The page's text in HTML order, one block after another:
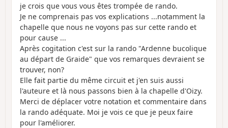
je crois que vous vous êtes trompée de rando.
Je ne comprenais pas vos explications ...notamment la
chapelle que nous ne voyons pas sur cette rando et
pour cause ...
Après cogitation c'est sur la rando "Ardenne bucolique
au départ de Graide" que vos remarques devraient se
trouver, non?
Elle fait partie du même circuit et j'en suis aussi
l'auteure et là nous passons bien à la chapelle d'Oizy.
Merci de déplacer votre notation et commentaire dans
la rando adéquate. Moi je vois ce que je peux faire
pour l'améliorer.